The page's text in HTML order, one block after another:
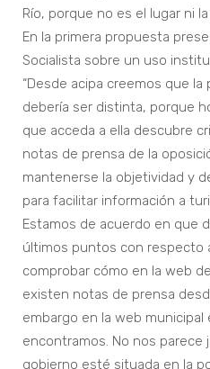
Río, porque no es el lugar ni
En la primera propuesta
Socialista sobre un uso
“Desde acipa creemos que la
debería ser distinta, porque
que acceda a ella descubre
notas de prensa de la
mantenerse la objetividad y
para facilitar información a
Estamos de acuerdo en que
últimos puntos con respecto
comprobar cómo en la web
existen notas de prensa
embargo en la web
encontramos. No nos parece
gobierno esté situada en la